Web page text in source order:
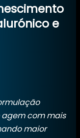
e
agem com mais
maior